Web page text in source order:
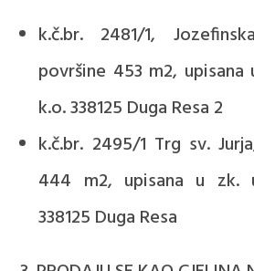
k.č.br. 2481/1,
površine 453 m2, upisana
k.o. 338125 Duga Resa 2
k.č.br. 2495/1 Trg sv.
444 m2, upisana u zk.
338125 Duga Resa